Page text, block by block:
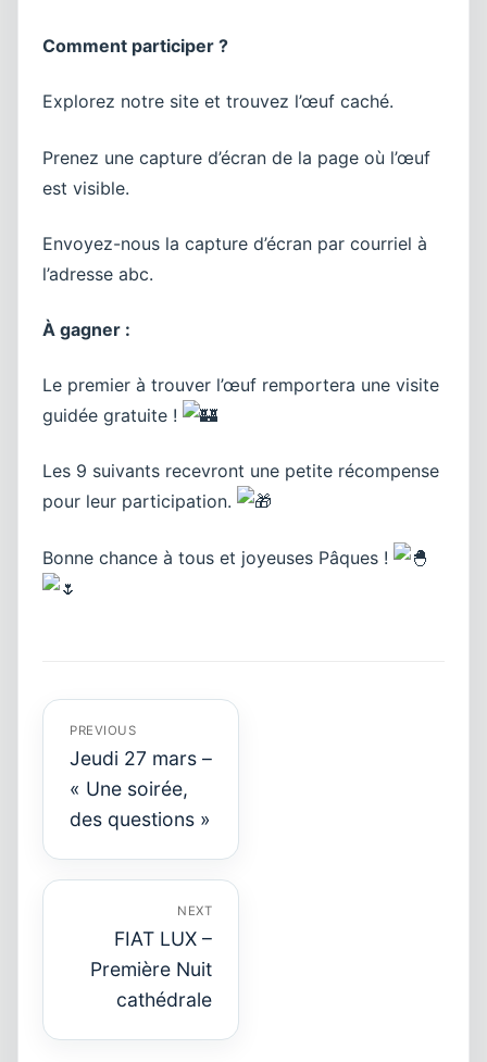
Comment participer ?
Explorez notre site et trouvez l’œuf caché.
Prenez une capture d’écran de la page où l’œuf
est visible.
Envoyez-nous la capture d’écran par courriel à
l’adresse abc.
À gagner :
Le premier à trouver l’œuf remportera une visite
guidée gratuite !
Les 9 suivants recevront une petite récompense
pour leur participation.
Bonne chance à tous et joyeuses Pâques !
de
l’article
PREVIOUS
Previous
post:
Jeudi 27 mars –
« Une soirée,
des questions »
NEXT
Next
FIAT LUX –
Première Nuit
cathédrale